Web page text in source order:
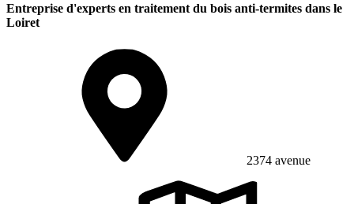
Entreprise d'experts en traitement du bois anti-termites dans le
Loiret
2374 avenue